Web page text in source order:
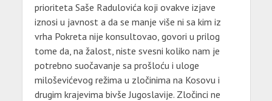
prioriteta Saše Radulovića koji ovakve izjave
iznosi u javnost a da se manje više ni sa kim iz
vrha Pokreta nije konsultovao, govori u prilog
tome da, na žalost, niste svesni koliko nam je
potrebno suočavanje sa prošloću i uloge
miloševićevog režima u zločinima na Kosovu i
drugim krajevima bivše Jugoslavije. Zločinci ne